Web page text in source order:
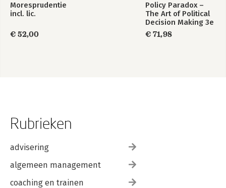
Moresprudentie
incl. lic.
€ 52,00
Policy Paradox –
The Art of Political
Decision Making 3e
€ 71,98
Rubrieken
advisering
algemeen management
coaching en trainen